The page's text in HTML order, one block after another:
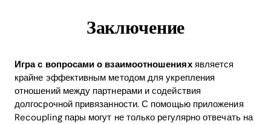
Заключение
Игра с вопросами о взаимоотношенияхявляется
крайне эффективным методом для укрепления
отношений между партнерами и содействия
долгосрочной привязанности. С помощью приложения
Recoupling пары могут не только регулярно отвечать на